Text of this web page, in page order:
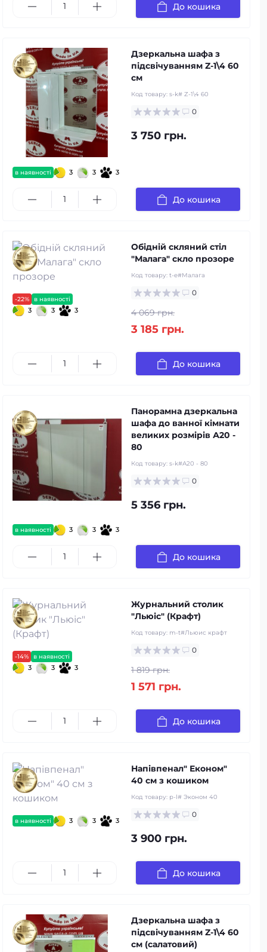
До кошика
в наявності 3 3 3
Дзеркальна шафа з
підсвічуванням Z-1\4 60
см
Код товару: s-k# Z-1\4 60
0
3 750 грн.
До кошика
-22% в наявності
3 3 3
Обідній скляний стіл
"Малага" скло прозоре
Код товару: t-e#Малага
0
4 069 грн.
3 185 грн.
До кошика
в наявності 3 3 3
Панорамна дзеркальна
шафа до ванної кімнати
великих розмірів А20 -
80
Код товару: s-k#А20 - 80
0
5 356 грн.
До кошика
-14% в наявності
3 3 3
Журнальний столик
"Льюіс" (Крафт)
Код товару: m-t#Льюис крафт
0
1 819 грн.
1 571 грн.
До кошика
в наявності 3 3 3
Напівпенал" Економ"
40 см з кошиком
Код товару: p-l# Эконом 40
0
3 900 грн.
До кошика
Дзеркальна шафа з
підсвічуванням Z-1\4 60
см (салатовий)